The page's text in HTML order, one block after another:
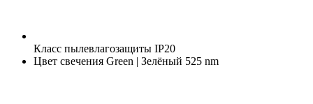
Класс пылевлагозащиты IP20
Цвет свечения Green | Зелёный 525 nm